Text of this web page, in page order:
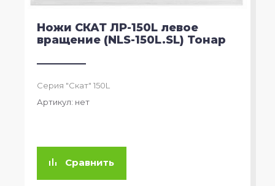
Ножи СКАТ ЛР-150L левое
вращение (NLS-150L.SL) Тонар
Серия "Скат" 150L
Артикул: нет
Сравнить